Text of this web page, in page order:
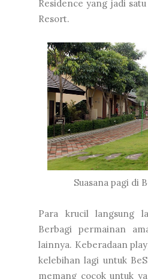
Residence yang jadi
Resort.
Suasana pagi di
Para krucil langsung
Berbagi permainan
lainnya. Keberadaan
kelebihan lagi untuk
memang cocok untuk